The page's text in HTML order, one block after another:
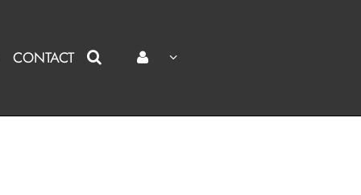
CONTACT